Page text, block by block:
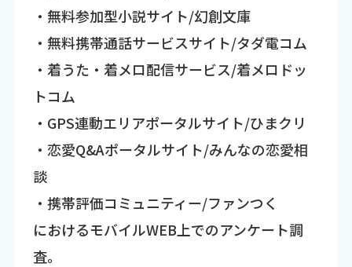
・無料参加型小説サイト/幻創文庫
・無料携帯通話サービスサイト/タダ電コム
・着うた・着メロ配信サービス/着メロドッ
トコム
・GPS連動エリアポータルサイト/ひまクリ
・恋愛Q&Aポータルサイト/みんなの恋愛相
談
・携帯評価コミュニティー/ファンつく
におけるモバイルWEB上でのアンケート調
査。